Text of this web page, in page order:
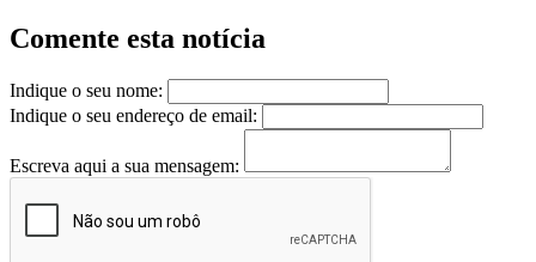
Comente esta notícia
Indique o seu nome:
Indique o seu endereço de email:
Escreva aqui a sua mensagem: